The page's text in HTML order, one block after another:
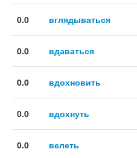
0.0 вглядываться
0.0 вдаваться
0.0 вдохновить
0.0 вдохнуть
0.0 велеть